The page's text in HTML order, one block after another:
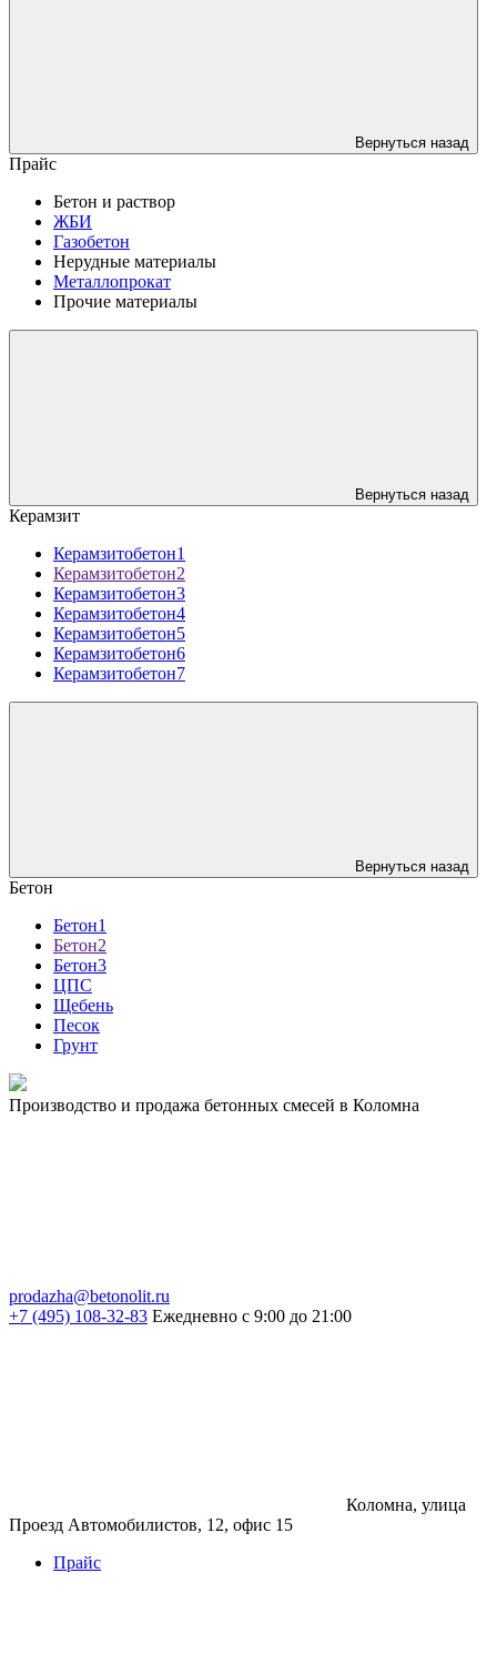
Вернуться назад
Прайс
Бетон и раствор
ЖБИ
Газобетон
Нерудные материалы
Металлопрокат
Прочие материалы
Вернуться назад
Керамзит
Керамзитобетон1
Керамзитобетон2
Керамзитобетон3
Керамзитобетон4
Керамзитобетон5
Керамзитобетон6
Керамзитобетон7
Вернуться назад
Бетон
Бетон1
Бетон2
Бетон3
ЦПС
Щебень
Песок
Грунт
Производство и продажа бетонных смесей в Коломна
prodazha@betonolit.ru
+7 (495) 108-32-83 Ежедневно с 9:00 до 21:00
Коломна, улица
Проезд Автомобилистов, 12, офис 15
Прайс